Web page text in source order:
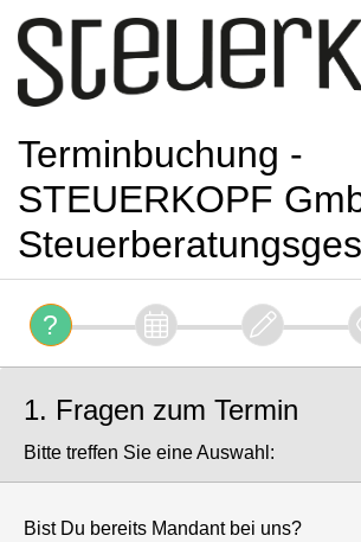
Terminbuchung -
STEUERKOPF
1. Fragen zum Termin
Bitte treffen Sie eine Auswahl:
Bist Du bereits Mandant bei uns?